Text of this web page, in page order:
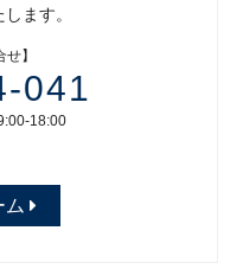
ます。
】
041
18:00
ム